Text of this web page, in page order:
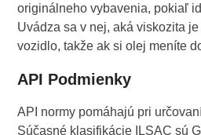
originálneho vybavenia, pokiaľ
Uvádza sa v nej, aká viskozita
vozidlo, takže ak si olej meníte
API Podmienky
API normy pomáhajú pri
Súčasné klasifikácie ILSAC sú